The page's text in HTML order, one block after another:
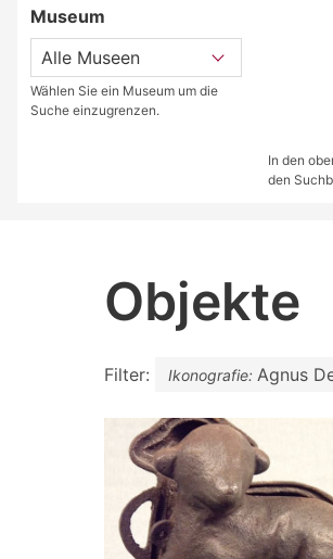
Museum
Wählen Sie ein Museum um die
Suche einzugrenzen.
In den
den
Objekte
Filter: Ikonografie: Agnus